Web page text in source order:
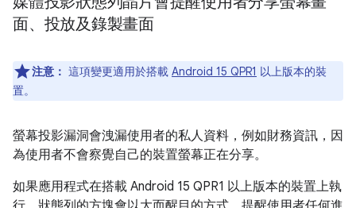
面、投放及錄製畫面
注意： 這項變更適用於搭載 Android 15 QPR1 以上版本的裝
置。
螢幕投影漏洞會洩漏使用者的私人資料，例如財務資訊，因
為使用者不會察覺自己的裝置螢幕正在分享。
如果應用程式在搭載 Android 15 QPR1 以上版本的裝置上執